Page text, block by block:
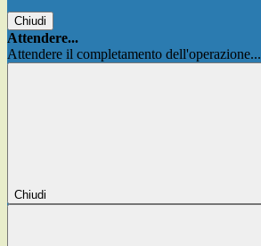
Chiudi
Attendere...
Attendere il completamento dell'operazione...
Chiudi